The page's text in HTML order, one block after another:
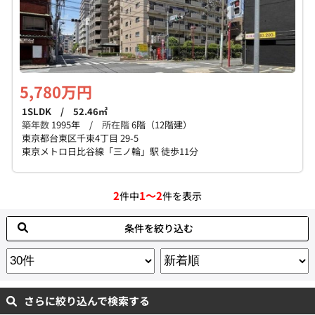
5,780万円
1SLDK / 52.46㎡
築年数 1995年 / 所在階6階（12階建）
東京都台東区千束4丁目 29-5
東京メトロ日比谷線「三ノ輪」駅 徒歩11分
2件中1～2件を表示
条件を絞り込む
さらに絞り込んで検索する